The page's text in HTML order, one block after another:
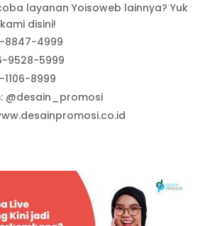
layanan Yoisoweb lainnya? Yuk
disini!
8847-4999
9528-5999
1106-8999
@desain_promosi